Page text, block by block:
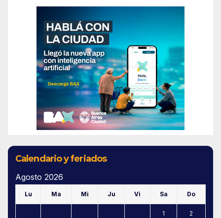
Calendario y feriados
Agosto 2026
Lu Ma Mi Ju Vi Sa Do
1 2